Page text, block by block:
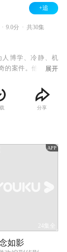
+追
9.0分 共30集
博学、冷静、机
的案件。他的好友
话，把罪案的真相
证部政府化验所技
伏的感情路，终于
展开
分享
APP
24集全
如影